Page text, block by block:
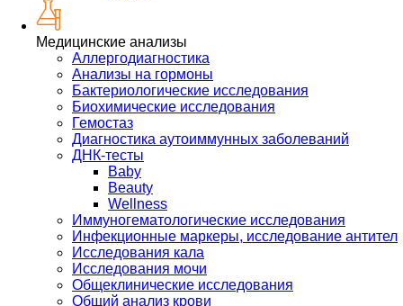
Медицинские анализы
Аллергодиагностика
Анализы на гормоны
Бактериологические исследования
Биохимические исследования
Гемостаз
Диагностика аутоиммунных заболеваний
ДНК-тесты
Baby
Beauty
Wellness
Иммуногематологические исследования
Инфекционные маркеры, исследование антител
Исследования кала
Исследования мочи
Общеклинические исследования
Общий анализ крови